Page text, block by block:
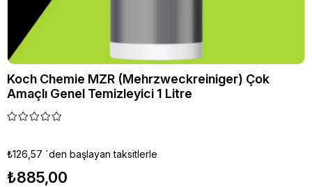
Koch Chemie MZR (Mehrzweckreiniger) Çok
Amaçlı Genel Temizleyici 1 Litre
₺126,57 `den başlayan taksitlerle
₺885,00